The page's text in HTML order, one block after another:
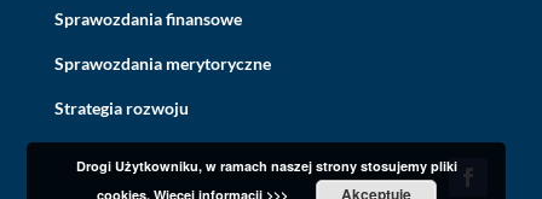
Sprawozdania finansowe
Sprawozdania merytoryczne
Strategia rozwoju
Drogi Użytkowniku, w ramach naszej strony stosujemy pliki
cookies. Więcej informacji >>> Akceptuję